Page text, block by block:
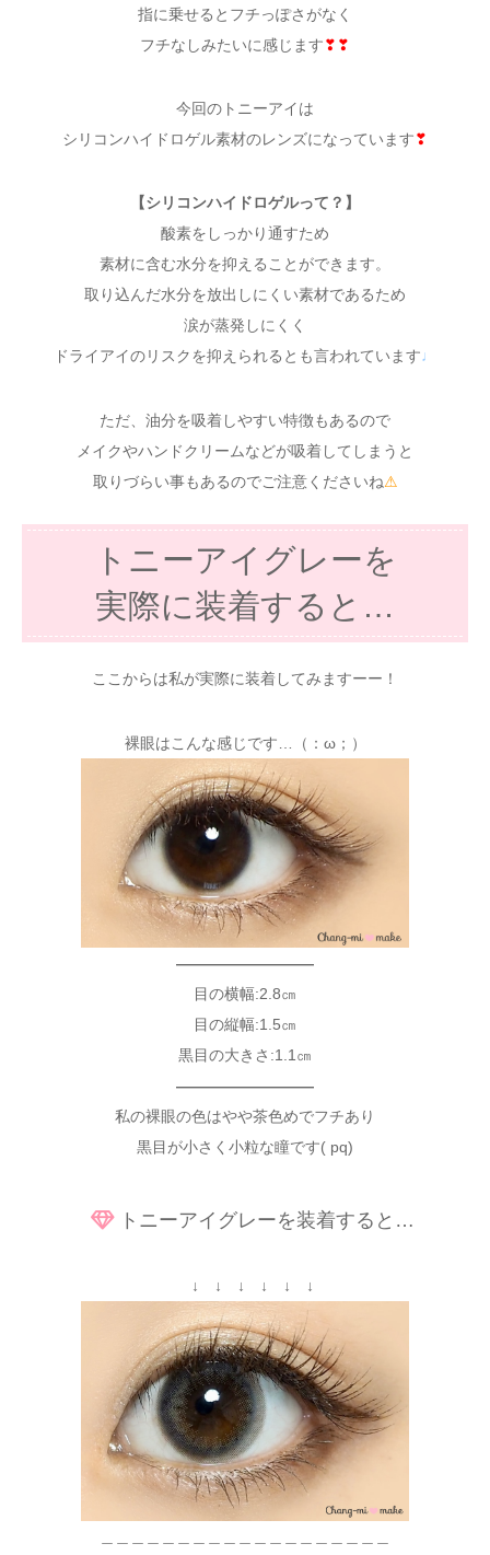
指に乗せるとフチっぽさがなく
フチなしみたいに感じます❣❣
今回のトニーアイは
シリコンハイドロゲル素材のレンズになっています❣
【シリコンハイドロゲルって？】
酸素をしっかり通すため
素材に含む水分を抑えることができます。
取り込んだ水分を放出しにくい素材であるため
涙が蒸発しにくく
ドライアイのリスクを抑えられるとも言われています♩
ただ、油分を吸着しやすい特徴もあるので
メイクやハンドクリームなどが吸着してしまうと
取りづらい事もあるのでご注意くださいね⚠
トニーアイグレーを
実際に装着すると…
ここからは私が実際に装着してみますーー！
裸眼はこんな感じです…（：ω；）
—————————
目の横幅:2.8㎝
目の縦幅:1.5㎝
黒目の大きさ:1.1㎝
—————————
私の裸眼の色はやや茶色めでフチあり
黒目が小さく小粒な瞳です( pq)
トニーアイグレーを装着すると…
↓ ↓ ↓ ↓ ↓ ↓